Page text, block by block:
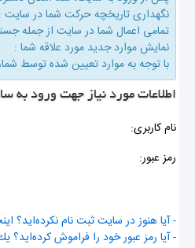
نگهداری تاریخچه حركت شما در سایت :
تمامی اعمال شما در سایت از جمله
نمایش موارد جدید مورد علاقه شما :
با توجه به موارد تعیین شده توسط
اطلاعات مورد نیاز جهت ورود به
نام كاربری:
رمز عبور:
- آیا هنوز در سایت ثبت نام نكرده‌اید؟
- آیا رمز عبور خود را فراموش كرده‌اید؟